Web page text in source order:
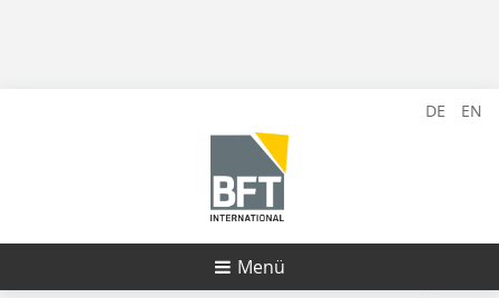
DE EN
Menü